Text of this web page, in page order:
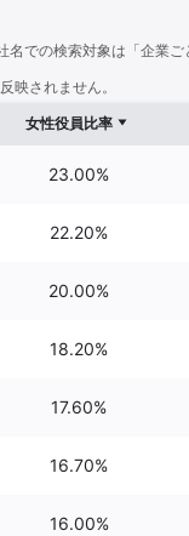
名での検索対象は「企業
映されません。
女性役員比率
23.00%
22.20%
20.00%
18.20%
17.60%
16.70%
16.00%